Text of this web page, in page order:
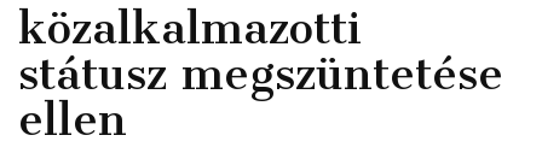
közalkalmazotti
státusz megszüntetése
ellen